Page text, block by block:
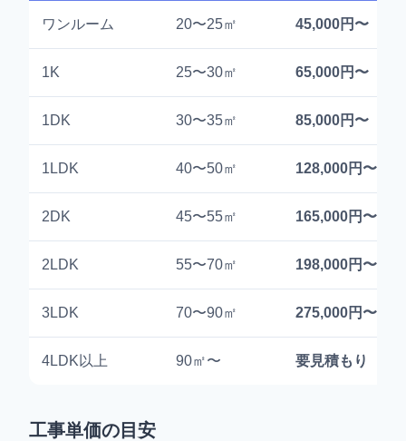
ワンルーム 20〜25㎡ 45,000円〜
1K 25〜30㎡ 65,000円〜
1DK 30〜35㎡ 85,000円〜
1LDK 40〜50㎡ 128,000円〜
2DK 45〜55㎡ 165,000円〜
2LDK 55〜70㎡ 198,000円〜
3LDK 70〜90㎡ 275,000円〜
4LDK以上 90㎡〜 要見積もり
工事単価の目安